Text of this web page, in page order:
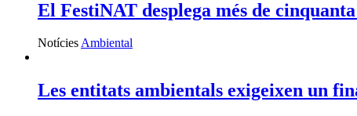
El FestiNAT desplega més de
NotíciesAmbiental
Les entitats ambientals exigeixen un